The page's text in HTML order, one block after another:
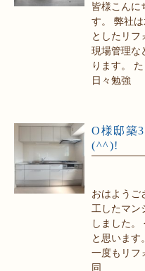
皆様こんに
す。 弊社
としたリフ
現場管理な
ります。
日々勉強
O様邸築
(^^)!
おはようご
工したマン
しました
と思います
一度もリフ
同